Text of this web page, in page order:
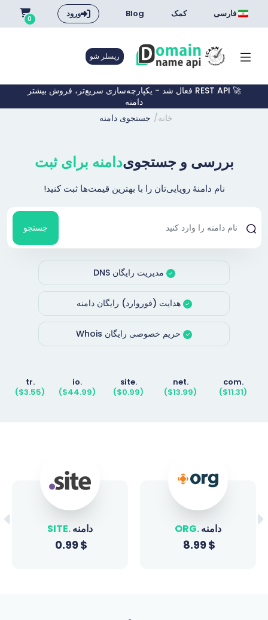
فارسی کمک Blog ورود 0
ریسلر شو
🚀 REST API فعال شد - یکپارچه‌سازی سریع‌تر، فروش بیشتر
دامنه
خانه
جستجوی دامنه
بررسی و جستجویدامنه برای ثبت
نام دامنهٔ رویایی‌تان را با بهترین قیمت‌ها ثبت کنید!
جستجو
مدیریت رایگان DNS
هدایت (فوروارد) رایگان دامنه
حریم خصوصی رایگان Whois
.com
($11.31)
.net
($13.99)
.site
($0.99)
.io
($44.99)
.tr
($3.55)
دامنه.ORG
$
8.99
دامنه.SITE
$
0.99